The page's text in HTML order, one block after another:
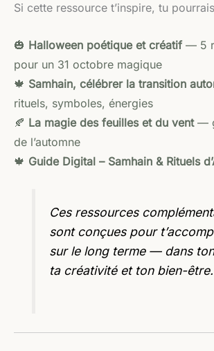
Si cette ressource t’inspire, tu
🎃 Halloween poétique et créatif— 5
pour un 31 octobre magique
🍁 Samhain, célébrer la transition
rituels, symboles, énergies
🍂 La magie des feuilles et du vent—
de l’automne
🍁 Guide Digital – Samhain & Rituels
Ces ressources
sont conçues pour
sur le long terme — dans
ta créativité et ton bien-être.